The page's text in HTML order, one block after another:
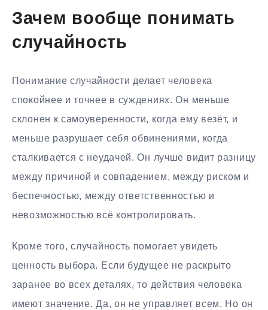
Зачем вообще понимать
случайность
Понимание случайности делает человека
спокойнее и точнее в суждениях. Он меньше
склонен к самоуверенности, когда ему везёт, и
меньше разрушает себя обвинениями, когда
сталкивается с неудачей. Он лучше видит разницу
между причиной и совпадением, между риском и
беспечностью, между ответственностью и
невозможностью всё контролировать.
Кроме того, случайность помогает увидеть
ценность выбора. Если будущее не раскрыто
заранее во всех деталях, то действия человека
имеют значение. Да, он не управляет всем. Но он